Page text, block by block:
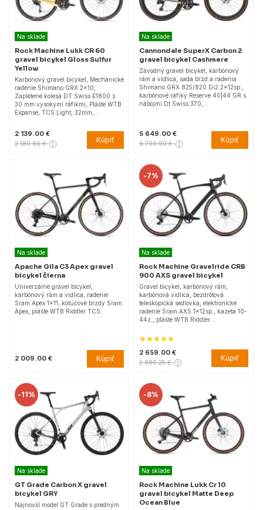
Na sklade
Rock Machine Lukk CR 60
gravel bicykel Gloss Sulfur
Yellow
Karbonový gravel bicykel, Mechanické
radenie Shimano GRX 2×10,
Zapletené kolesá DT Swiss E1800 s
30 mm vysokými ráfikmi, Plášte WTB
Expanse, TCS Light, 32mm,…
2 139.00 €
2 180.66 € Kúpiť
Na sklade
Cannondale SuperX Carbon 2
gravel bicykel Cashmere
Závodný gravel bicykel, karbónový
rám a vidlica, sada bŕzd a radenia
Shimano GRX 825/820 Di2 2x12sp.,
karbónové ráfiky Reserve 40|44 GR s
nábojmi Dt Swiss 370,…
5 649.00 €
6 799.90 € Kúpiť
Na sklade
Apache Gila C3 Apex gravel
bicykel čierna
Univerzálne gravel bicykel,
karbónový rám a vidlica, radenie
Sram Apex 1x11, kotúčové brzdy Sram
Apex, plášte WTB Riddler TCS.
2 009.00 € Kúpiť
-7%
Na sklade
Rock Machine Gravelride CRB
900 AXS gravel bicykel
Gravel bicykel, karbónový rám,
karbónová vidlica, bezdrôtová
teleskopická sedlovka, elektronické
radenie Sram AXS 1x12sp., kazeta 10-
44z., plášte WTB Riddler…
2 659.00 €
2 880.25 € Kúpiť
-11%
Na sklade
GT Grade Carbon X gravel
bicykel GRY
Najnovší model GT Grade s predným
-8%
Na sklade
Rock Machine Lukk Cr 10
gravel bicykel Matte Deep
Ocean Blue